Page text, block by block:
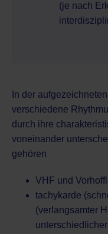
(je nach
In der
verschiedene
durch ihre
voneinander
gehören
VHF und
tachykarde
(verlangsamter